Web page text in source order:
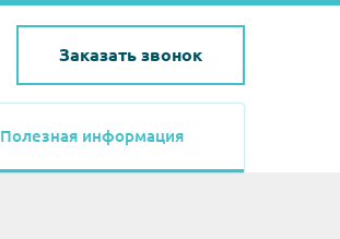
Заказать звонок
Полезная информация